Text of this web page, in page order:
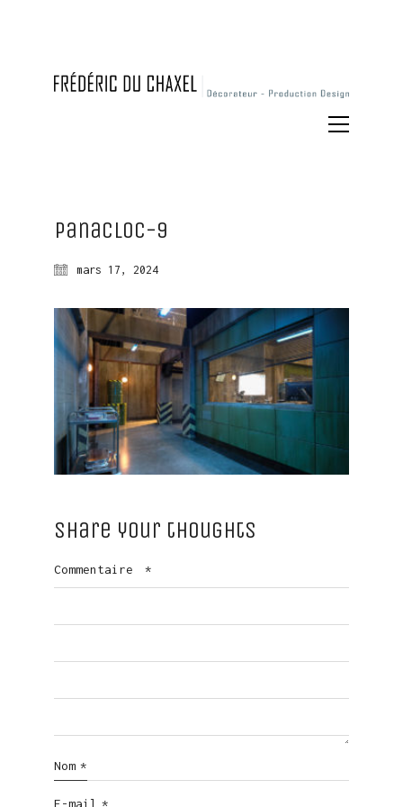
Panacloc-9
mars 17, 2024
Share your thoughts
Commentaire *
Nom *
E-mail *